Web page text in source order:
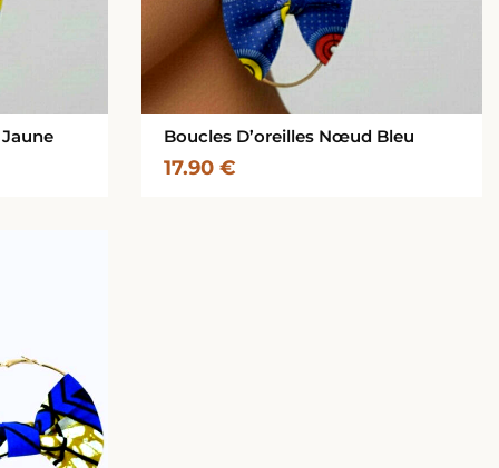
Boucles D’oreilles Nœud Bleu
17.90 €